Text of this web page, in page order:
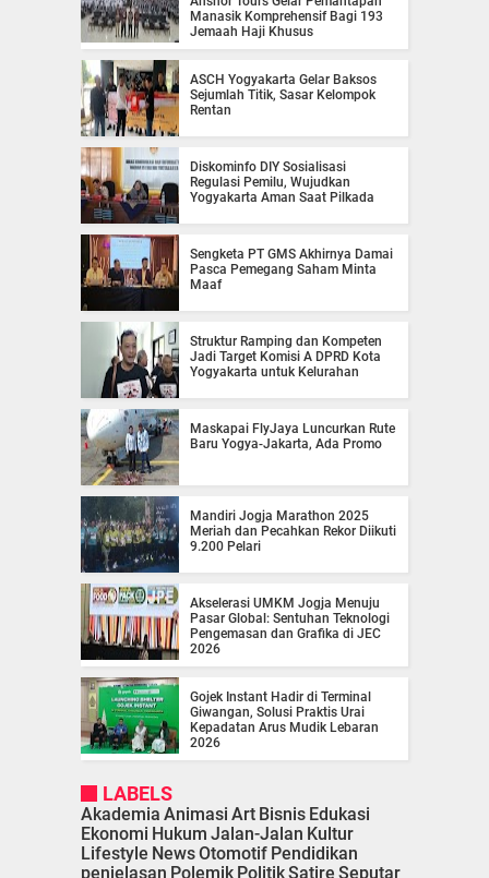
Manasik Komprehensif Bagi 193
Jemaah Haji Khusus
ASCH Yogyakarta Gelar Baksos
Sejumlah Titik, Sasar Kelompok
Rentan
Diskominfo DIY Sosialisasi
Regulasi Pemilu, Wujudkan
Yogyakarta Aman Saat Pilkada
Sengketa PT GMS Akhirnya Damai
Pasca Pemegang Saham Minta
Maaf
Struktur Ramping dan Kompeten
Jadi Target Komisi A DPRD Kota
Yogyakarta untuk Kelurahan
Maskapai FlyJaya Luncurkan Rute
Baru Yogya-Jakarta, Ada Promo
Mandiri Jogja Marathon 2025
Meriah dan Pecahkan Rekor Diikuti
9.200 Pelari
Akselerasi UMKM Jogja Menuju
Pasar Global: Sentuhan Teknologi
Pengemasan dan Grafika di JEC
2026
Gojek Instant Hadir di Terminal
Giwangan, Solusi Praktis Urai
Kepadatan Arus Mudik Lebaran
2026
LABELS
Akademia Animasi Art Bisnis Edukasi
Ekonomi Hukum Jalan-Jalan Kultur
Lifestyle NewsOtomotif Pendidikan
penjelasan Polemik PolitikSatire Seputar